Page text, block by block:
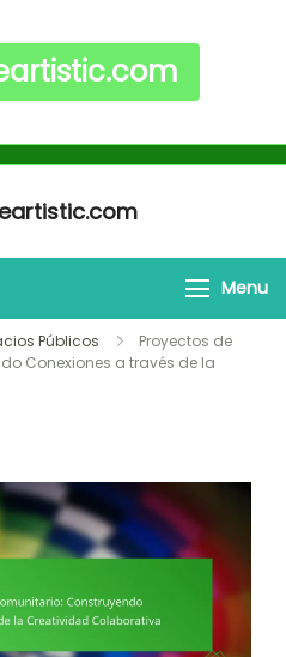
Menu
Públicos
Proyectos de
Conexiones a través de la